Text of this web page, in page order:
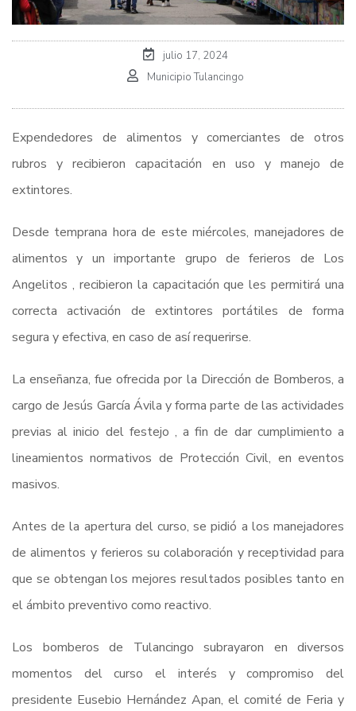
julio 17, 2024
Municipio Tulancingo
Expendedores de alimentos y comerciantes de otros
rubros y recibieron capacitación en uso y manejo de
extintores.
Desde temprana hora de este miércoles, manejadores de
alimentos y un importante grupo de ferieros de Los
Angelitos , recibieron la capacitación que les permitirá una
correcta activación de extintores portátiles de forma
segura y efectiva, en caso de así requerirse.
La enseñanza, fue ofrecida por la Dirección de Bomberos, a
cargo de Jesús García Ávila y forma parte de las actividades
previas al inicio del festejo , a fin de dar cumplimiento a
lineamientos normativos de Protección Civil, en eventos
masivos.
Antes de la apertura del curso, se pidió a los manejadores
de alimentos y ferieros su colaboración y receptividad para
que se obtengan los mejores resultados posibles tanto en
el ámbito preventivo como reactivo.
Los bomberos de Tulancingo subrayaron en diversos
momentos del curso el interés y compromiso del
presidente Eusebio Hernández Apan, el comité de Feria y